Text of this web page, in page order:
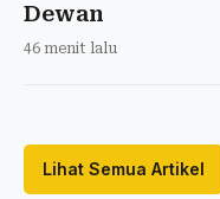
Dewan
46 menit lalu
Lihat Semua Artikel